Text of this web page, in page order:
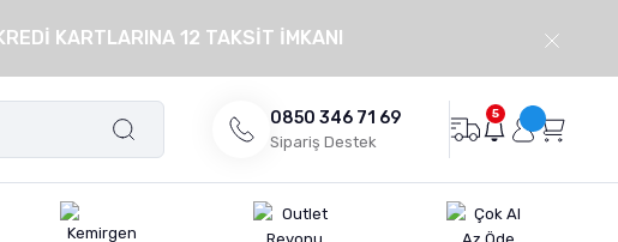
KARTLARINA 12 TAKSİT İMKANI
0850 346 71 69
Sipariş Destek
5